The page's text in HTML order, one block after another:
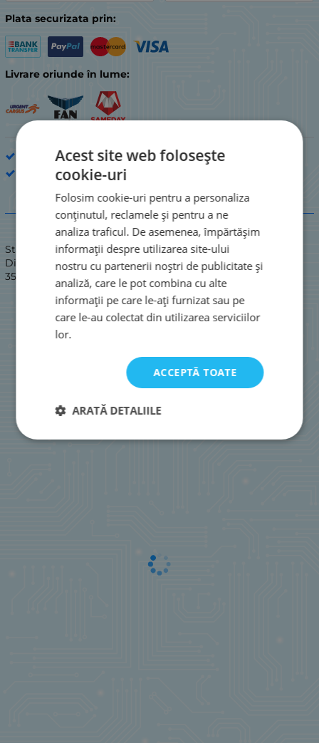
Plata securizata prin:
Livrare oriunde în lume:
Descriere
Stare: NOUĂ
Diodă impulsivă; 70V 0.15A/0.5Ap 4ns SI-Di DO-
35;=1N4448;1N4148
Acest site web folosește
cookie-uri
Folosim cookie-uri pentru a personaliza
conținutul, reclamele și pentru a ne
analiza traficul. De asemenea, împărtășim
informații despre utilizarea site-ului
nostru cu partenerii noștri de publicitate și
analiză, care le pot combina cu alte
informații pe care le-ați furnizat sau pe
care le-au colectat din utilizarea serviciilor
lor.
ACCEPTĂ TOATE
ARATĂ DETALIILE